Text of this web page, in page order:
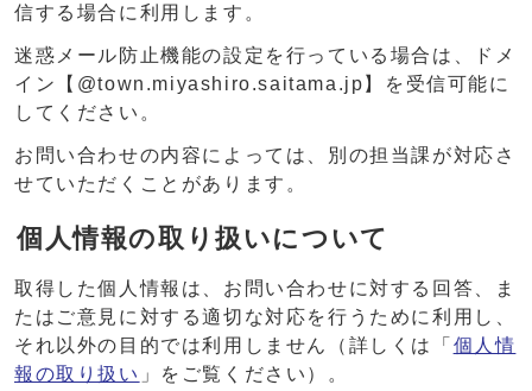
信する場合に利用します。
迷惑メール防止機能の設定を行っている場合は、ドメ
イン【@town.miyashiro.saitama.jp】を受信可能に
してください。
お問い合わせの内容によっては、別の担当課が対応さ
せていただくことがあります。
個人情報の取り扱いについて
取得した個人情報は、お問い合わせに対する回答、ま
たはご意見に対する適切な対応を行うために利用し、
それ以外の目的では利用しません（詳しくは「 個人情
報の取り扱い 」をご覧ください）。